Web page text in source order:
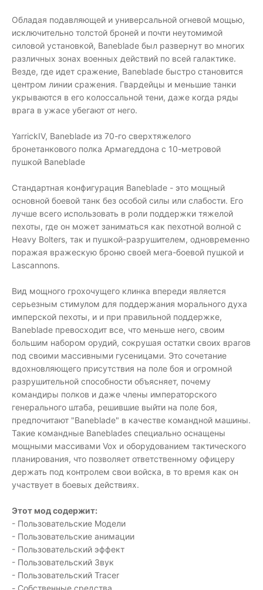
Обладая подавляющей и универсальной огневой мощью,
исключительно толстой броней и почти неутомимой
силовой установкой, Baneblade был развернут во многих
различных зонах военных действий по всей галактике.
Везде, где идет сражение, Baneblade быстро становится
центром линии сражения. Гвардейцы и меньшие танки
укрываются в его колоссальной тени, даже когда ряды
врага в ужасе убегают от него.
YarrickIV, Baneblade из 70-го сверхтяжелого
бронетанкового полка Армагеддона с 10-метровой
пушкой Baneblade
Стандартная конфигурация Baneblade - это мощный
основной боевой танк без особой силы или слабости. Его
лучше всего использовать в роли поддержки тяжелой
пехоты, где он может заниматься как пехотной волной с
Heavy Bolters, так и пушкой-разрушителем, одновременно
поражая вражескую броню своей мега-боевой пушкой и
Lascannons.
Вид мощного грохочущего клинка впереди является
серьезным стимулом для поддержания морального духа
имперской пехоты, и и при правильной поддержке,
Baneblade превосходит все, что меньше него, своим
большим набором орудий, сокрушая остатки своих врагов
под своими массивными гусеницами. Это сочетание
вдохновляющего присутствия на поле боя и огромной
разрушительной способности объясняет, почему
командиры полков и даже члены императорского
генерального штаба, решившие выйти на поле боя,
предпочитают "Baneblade" в качестве командной машины.
Такие командные Baneblades специально оснащены
мощными массивами Vox и оборудованием тактического
планирования, что позволяет ответственному офицеру
держать под контролем свои войска, в то время как он
участвует в боевых действиях.
Этот мод содержит:
- Пользовательские Модели
- Пользовательские анимации
- Пользовательский эффект
- Пользовательский Звук
- Пользовательский Tracer
- Собственные средства